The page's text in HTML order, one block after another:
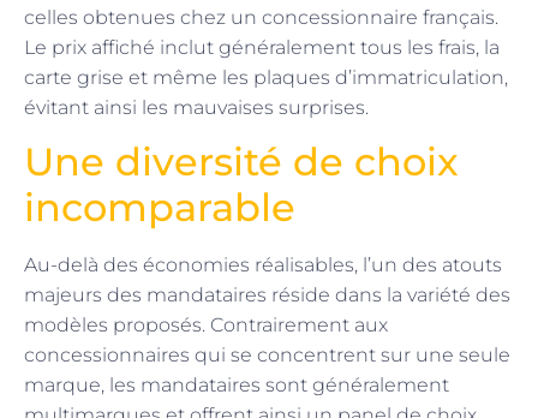
celles obtenues chez un concessionnaire français.
Le prix affiché inclut généralement tous les frais, la
carte grise et même les plaques d’immatriculation,
évitant ainsi les mauvaises surprises.
Une diversité de choix
incomparable
Au-delà des économies réalisables, l’un des atouts
majeurs des mandataires réside dans la variété des
modèles proposés. Contrairement aux
concessionnaires qui se concentrent sur une seule
marque, les mandataires sont généralement